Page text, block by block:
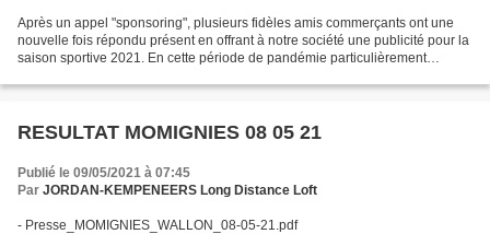
Après un appel "sponsoring", plusieurs fidèles amis commerçants ont une
nouvelle fois répondu présent en offrant à notre société une publicité pour la
saison sportive 2021. En cette période de pandémie particulièrement
RESULTAT MOMIGNIES 08 05 21
Publié le 09/05/2021 à 07:45
Par JORDAN-KEMPENEERS Long Distance Loft
- Presse_MOMIGNIES_WALLON_08-05-21.pdf